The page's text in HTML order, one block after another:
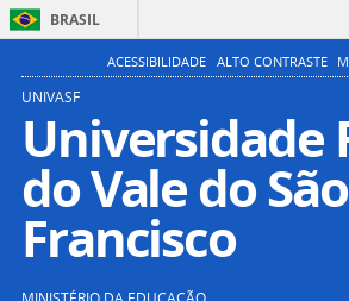
BRASIL
ACESSIBILIDADE ALTO CONTRASTE
UNIVASF
Universidade
do Vale do São
Francisco